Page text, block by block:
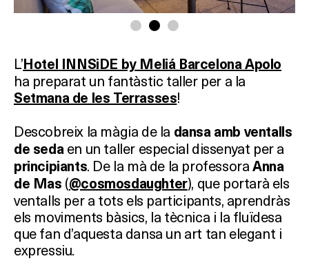
L’Hotel INNSiDE by Meliá Barcelona Apolo
ha preparat un fantàstic taller per a la
Setmana de les Terrasses!
Descobreix la màgia de la dansa amb ventalls
de seda en un taller especial dissenyat per a
principiants. De la mà de la professoraAnna
de Mas (@cosmosdaughter), que portarà els
ventalls per a tots els participants, aprendràs
els moviments bàsics, la tècnica i la fluïdesa
que fan d’aquesta dansa un art tan elegant i
expressiu.